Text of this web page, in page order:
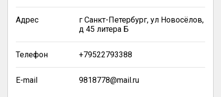
Адрес
г Санкт-Петербург, ул Новосёлов,
д 45 литера Б
Телефон +79522793388
E-mail 9818778@mail.ru